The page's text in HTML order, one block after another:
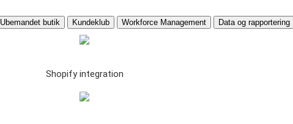
Ubemandet butik Kundeklub Workforce Management Data og rapportering
Shopify integration